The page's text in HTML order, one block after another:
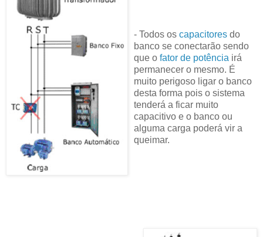
- Todos os capacitores do
banco se conectarão sendo
que o fator de potência irá
permanecer o mesmo. É
muito perigoso ligar o banco
desta forma pois o sistema
tenderá a ficar muito
capacitivo e o banco ou
alguma carga poderá vir a
queimar.